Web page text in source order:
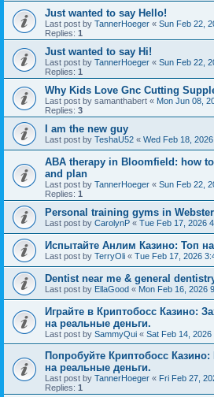
Just wanted to say Hello!
Last post by TannerHoeger « Sun Feb 22,
Replies: 1
Just wanted to say Hi!
Last post by TannerHoeger « Sun Feb 22,
Replies: 1
Why Kids Love Gnc Cutting
Last post by samanthabert « Mon Jun 08,
Replies: 3
I am the new guy
Last post by TeshaU52 « Wed Feb 18,
ABA therapy in Bloomfield: how
and plan
Last post by TannerHoeger « Sun Feb 22,
Replies: 1
Personal training gyms in Webster
Last post by CarolynP « Tue Feb 17, 2026
Испытайте Анлим Казино: Топ
Last post by TerryOli « Tue Feb 17, 2026
Dentist near me & general
Last post by EllaGood « Mon Feb 16, 2026
Играйте в Криптобосс Казино:
на реальные деньги.
Last post by SammyQui « Sat Feb 14, 2026
Попробуйте Криптобосс
на реальные деньги.
Last post by TannerHoeger « Fri Feb 27,
Replies: 1